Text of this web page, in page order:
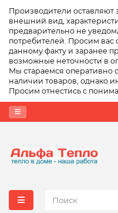
Производители оставляют
внешний вид,
предварительно не
потребителей. Просим вас
данному факту и заранее
возможные неточности в
Мы стараемся
наличии товаров, однако
Просим отнестись с